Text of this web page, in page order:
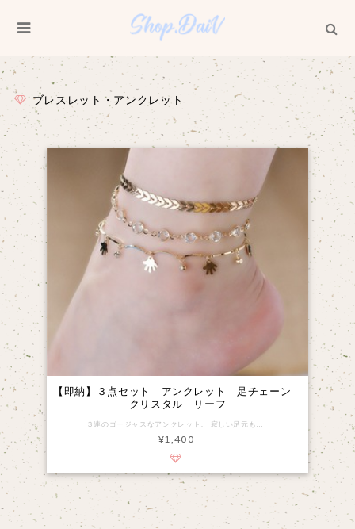
ブレスレット・アンクレット
【即納】３点セット アンクレット 足チェーン
クリスタル リーフ
３連のゴージャスなアンクレット。 寂しい足元も、アクセをつけるだけでこなれ感◎ 【カラー】 ゴールド ※撮影時のライティング、ご覧になっている モニター・PC環境により実際の商品と色味が 異なって見える場合がございます。 ご了承の上お買い求め下さい。 ※発送について：受注商品となりますので発送ま でに2-4週間前後お時間を頂戴致します。（入荷状 況により遅れる場合もございます。ご了承の上 ご注文下さい。 サイズは買付け先の生産表記ですが測り方により1-3cmほど誤差がある場合がございます。 ・ノーブランド商品はタグや洗濯表示がない場合がございます。 返品についてサイズ交換、お色交換などの返品、交換は行っておりませんのでサイズは十分にお確かめの上、ご購入をお願いいたします。 【商品番号】 r0785
¥1,400